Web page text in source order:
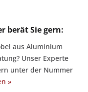
berät Sie gern:
aus Aluminium
Unser Experte
unter der Nummer
»